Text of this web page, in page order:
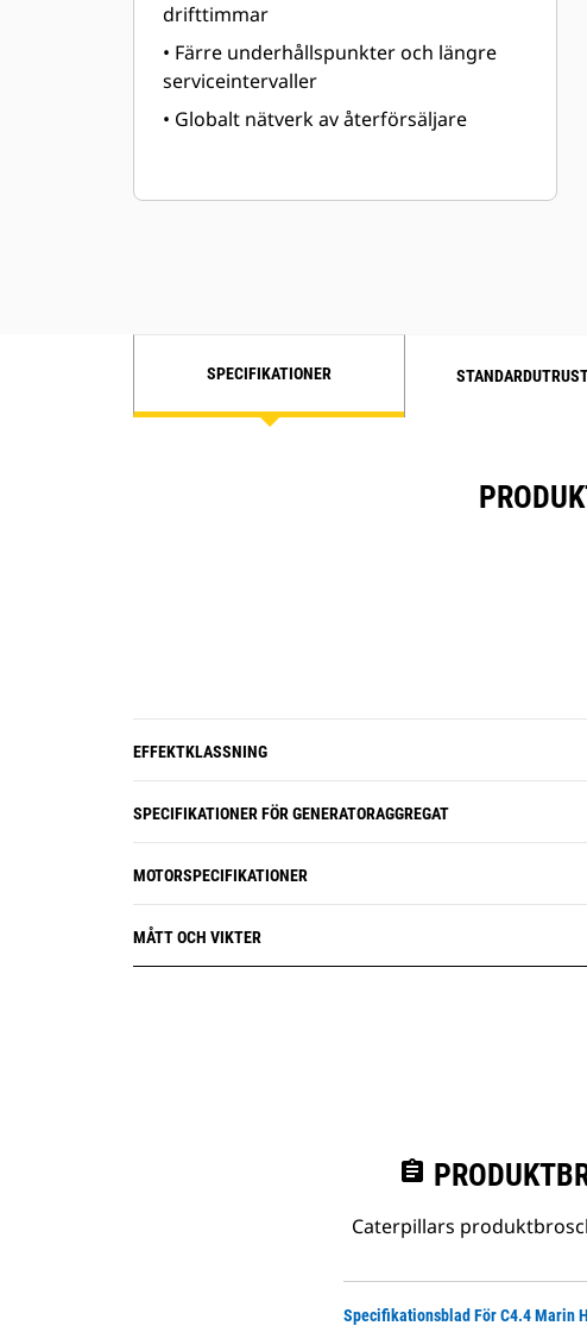
drifttimmar
• Färre underhållspunkter och längre
serviceintervaller
• Globalt nätverk av återförsäljare
SPECIFIKATIONER
EFFEKTKLASSNING
SPECIFIKATIONER FÖR GENERATORAGGREGAT
MOTORSPECIFIKATIONER
MÅTT OCH VIKTER
assignment
Caterpillars
Specifikationsblad För C4.4 Marin